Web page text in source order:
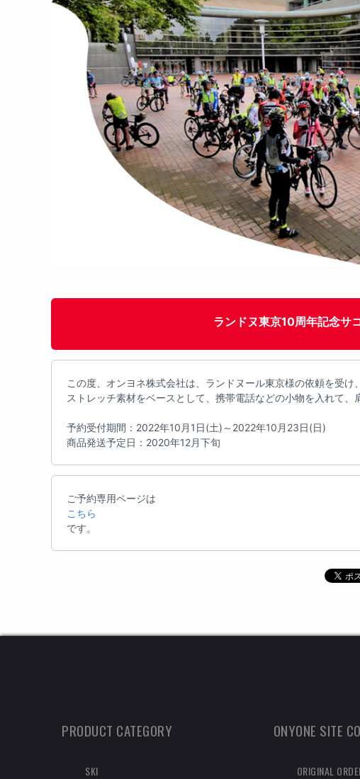
ランドヌ東京10周年記念サ
この度、オンヨネ株式会社は、ランドヌール東京様の依頼を受
ストレッチ素材をベースとして、携帯電話などの小物を入れて、
予約受付期間：2022年10月1日(土)～2022年10月23日(日)
商品発送予定日：2020年12月下旬
ご予約専用ページは
こちら
です。
PRODUCT CATEGORY
SKI
ONYONE SITE
ORIGINAL